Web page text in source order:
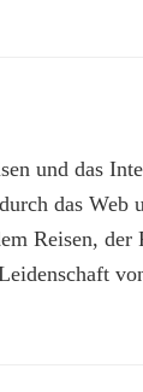
und das
das
Reisen,